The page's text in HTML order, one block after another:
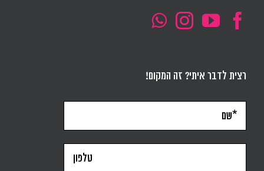
רצית לדבר איתי? זה המקום!